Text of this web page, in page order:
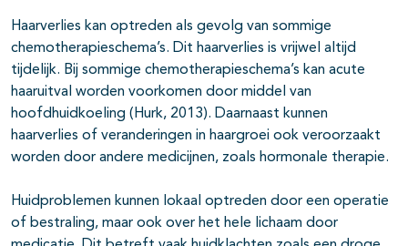
Haarverlies kan optreden als gevolg van sommige
chemotherapieschema’s. Dit haarverlies is vrijwel altijd
tijdelijk. Bij sommige chemotherapieschema’s kan acute
haaruitval worden voorkomen door middel van
hoofdhuidkoeling (Hurk, 2013). Daarnaast kunnen
haarverlies of veranderingen in haargroei ook veroorzaakt
worden door andere medicijnen, zoals hormonale therapie.
Huidproblemen kunnen lokaal optreden door een operatie
of bestraling, maar ook over het hele lichaam door